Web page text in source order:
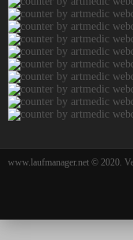
www.laufmanager.net © 2020.